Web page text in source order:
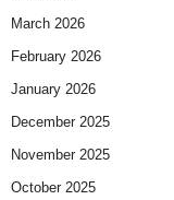
March 2026
February 2026
January 2026
December 2025
November 2025
October 2025